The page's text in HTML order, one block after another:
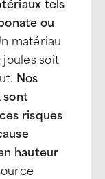
ou
matériau
soit
Nos
sont
risques
hauteur